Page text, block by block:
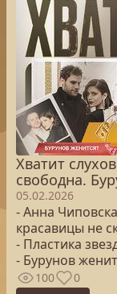
Хватит
свободна.
05.02.2026
- Анна
красавицы не
- Пластика
- Бурунов
100 0